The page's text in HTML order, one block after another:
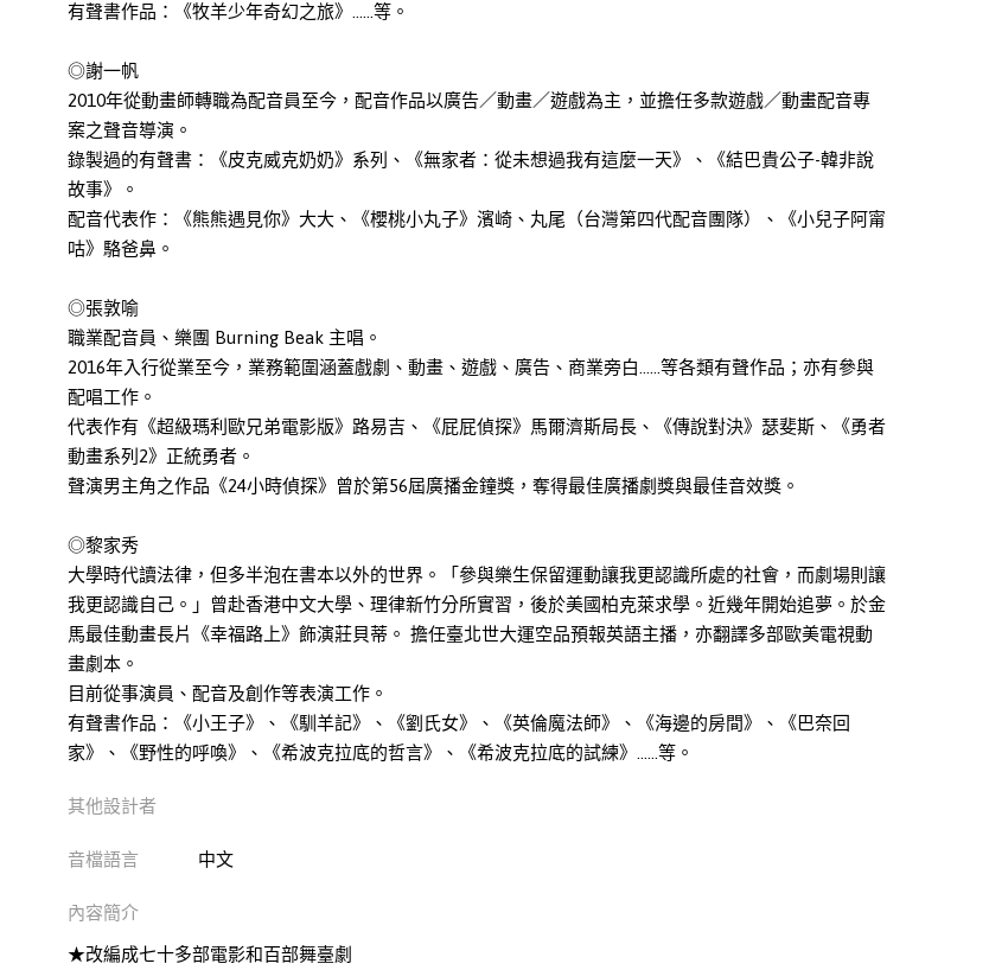
有聲書作品：《牧羊少年奇幻之旅》……等。
◎謝一帆
2010年從動畫師轉職為配音員至今，配音作品以廣告／動畫／遊戲為主，並擔任多款遊戲／動畫配音專
案之聲音導演。
錄製過的有聲書：《皮克威克奶奶》系列、《無家者：從未想過我有這麼一天》、《結巴貴公子-韓非說
故事》。
配音代表作：《熊熊遇見你》大大、《櫻桃小丸子》濱崎、丸尾（台灣第四代配音團隊）、《小兒子阿甯
咕》駱爸鼻。
◎張敦喻
職業配音員、樂團 Burning Beak 主唱。
2016年入行從業至今，業務範圍涵蓋戲劇、動畫、遊戲、廣告、商業旁白……等各類有聲作品；亦有參與
配唱工作。
代表作有《超級瑪利歐兄弟電影版》路易吉、《屁屁偵探》馬爾濟斯局長、《傳說對決》瑟斐斯、《勇者
動畫系列2》正統勇者。
聲演男主角之作品《24小時偵探》曾於第56屆廣播金鐘獎，奪得最佳廣播劇獎與最佳音效獎。
◎黎家秀
大學時代讀法律，但多半泡在書本以外的世界。「參與樂生保留運動讓我更認識所處的社會，而劇場則讓
我更認識自己。」曾赴香港中文大學、理律新竹分所實習，後於美國柏克萊求學。近幾年開始追夢。於金
馬最佳動畫長片《幸福路上》飾演莊貝蒂。 擔任臺北世大運空品預報英語主播，亦翻譯多部歐美電視動
畫劇本。
目前從事演員、配音及創作等表演工作。
有聲書作品：《小王子》、《馴羊記》、《劉氏女》、《英倫魔法師》、《海邊的房間》、《巴奈回
家》、《野性的呼喚》、《希波克拉底的哲言》、《希波克拉底的試練》……等。
其他設計者
音檔語言 中文
內容簡介
★改編成七十多部電影和百部舞臺劇